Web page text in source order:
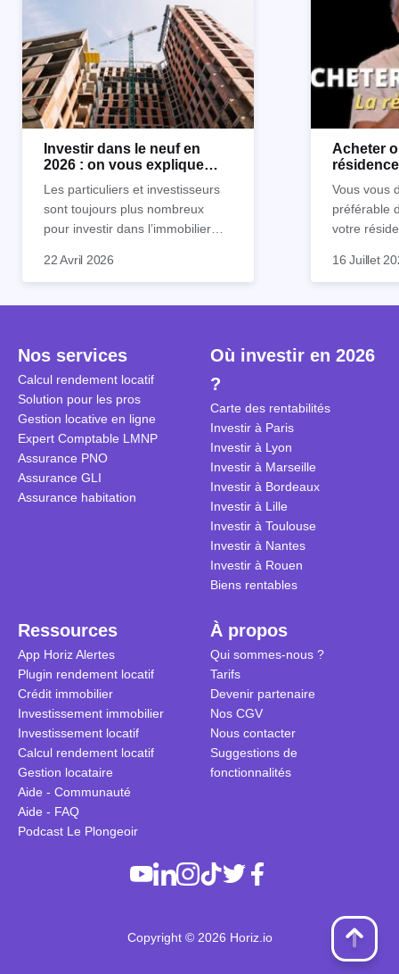
Investir dans le neuf en
2026 : on vous explique
Les particuliers et investisseurs
sont toujours plus nombreux
pour investir dans l’immobilier
nombreux avantages à choisir ce
expliquons tout dans cet article.
22 Avril 2026
Acheter
Vous vous
préférable
votre
pour
la règle
secondes
fenêtres"
sécuriser
16 Juillet
Nos services
Calcul rendement locatif
Solution pour les pros
Gestion locative en ligne
Expert Comptable LMNP
Assurance PNO
Assurance GLI
Assurance habitation
Où investir en 2026
?
Carte des rentabilités
Investir à Paris
Investir à Lyon
Investir à Marseille
Investir à Bordeaux
Investir à Lille
Investir à Toulouse
Investir à Nantes
Investir à Rouen
Biens rentables
Ressources
App Horiz Alertes
Plugin rendement locatif
Crédit immobilier
Investissement immobilier
Investissement locatif
Calcul rendement locatif
Gestion locataire
Aide - Communauté
Aide - FAQ
Podcast Le Plongeoir
À propos
Qui sommes-nous ?
Tarifs
Devenir partenaire
Nos CGV
Nous contacter
Suggestions de
fonctionnalités
Copyright © 2026 Horiz.io